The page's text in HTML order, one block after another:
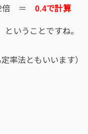
＝ 0.4で計算
ということですね。
率法ともいいます）